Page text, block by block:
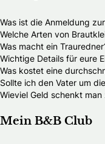
Was ist die Anmeldung
Welche Arten von
Was macht ein
Wichtige Details für eure
Was kostet eine
Sollte ich den Vater um
Wieviel Geld schenkt
Mein B&B Club